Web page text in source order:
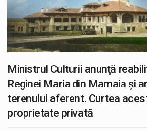
Ministrul Culturii anunţă
Reginei Maria din Mamaia și
terenului aferent. Curtea
proprietate privată